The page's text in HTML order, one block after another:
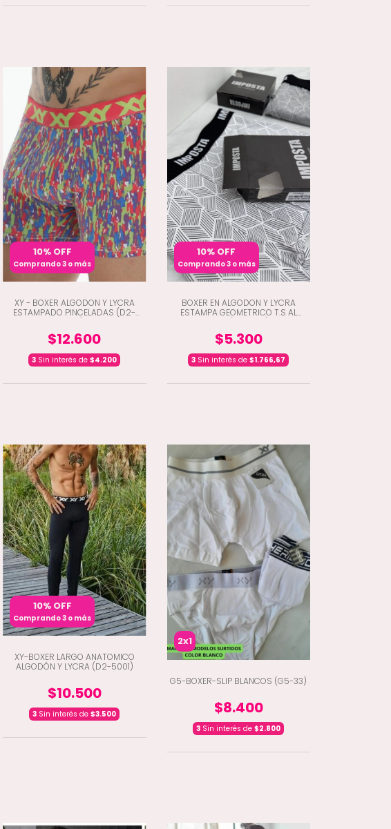
10% OFF
Comprando 3 o más
XY - BOXER ALGODON Y LYCRA
ESTAMPADO PINCELADAS (D2-
$12.600
3 Sin interés de$4.200
10% OFF
Comprando 3 o más
BOXER EN ALGODON Y LYCRA
ESTAMPA GEOMETRICO T.S AL
$5.300
3 Sin interés de$1.766,67
10% OFF
Comprando 3 o más
XY-BOXER LARGO ANATOMICO
ALGODÓN Y LYCRA (D2-5001)
$10.500
3 Sin interés de$3.500
2x1
G5-BOXER-SLIP BLANCOS (G5-33)
$8.400
3 Sin interés de$2.800